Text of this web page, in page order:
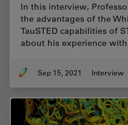
In this interview,
the advantages of the
TauSTED capabilities of
about his experience
Sep 15, 2021 Interview